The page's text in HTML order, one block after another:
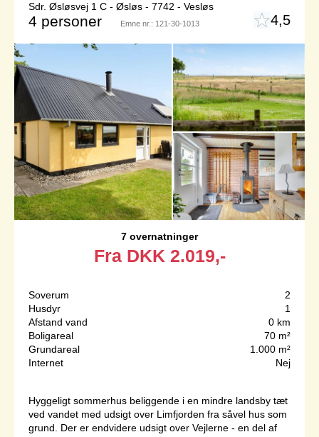
Sdr. Øsløsvej 1 C - Øsløs - 7742 - Vesløs
4 personer Emne nr.: 121-30-1013 4,5
7 overnatninger
Fra DKK 2.019,-
Soverum
2
Husdyr
1
Afstand vand
0 km
Boligareal
70 m²
Grundareal
1.000 m²
Internet
Nej
Hyggeligt sommerhus beliggende i en mindre landsby tæt
ved vandet med udsigt over Limfjorden fra såvel hus som
grund. Der er endvidere udsigt over Vejlerne - en del af